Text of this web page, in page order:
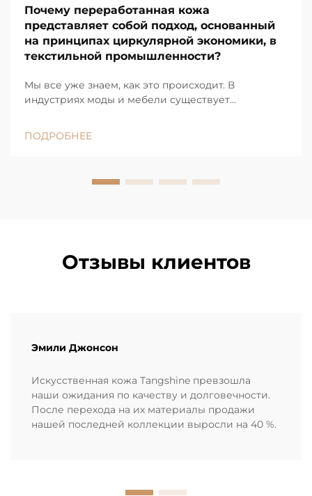
Почему переработанная кожа
представляет собой подход, основанный
на принципах циркулярной экономики, в
текстильной промышленности?
Мы все уже знаем, как это происходит. В
индустриях моды и мебели существует
модель «забрать — произвести — утилизировать»
ПОДРОБНЕЕ
Отзывы клиентов
Эмили Джонсон
Искусственная кожа Tangshine превзошла
наши ожидания по качеству и долговечности.
После перехода на их материалы продажи
нашей последней коллекции выросли на 40 %.